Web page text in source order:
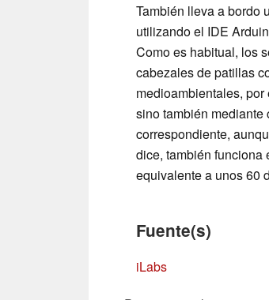
También lleva a bordo
utilizando el IDE
Como es habitual, los
cabezales de patillas
medioambientales,
sino también
correspondiente,
dice, también funciona
equivalente a unos 60
Fuente(s)
iLabs